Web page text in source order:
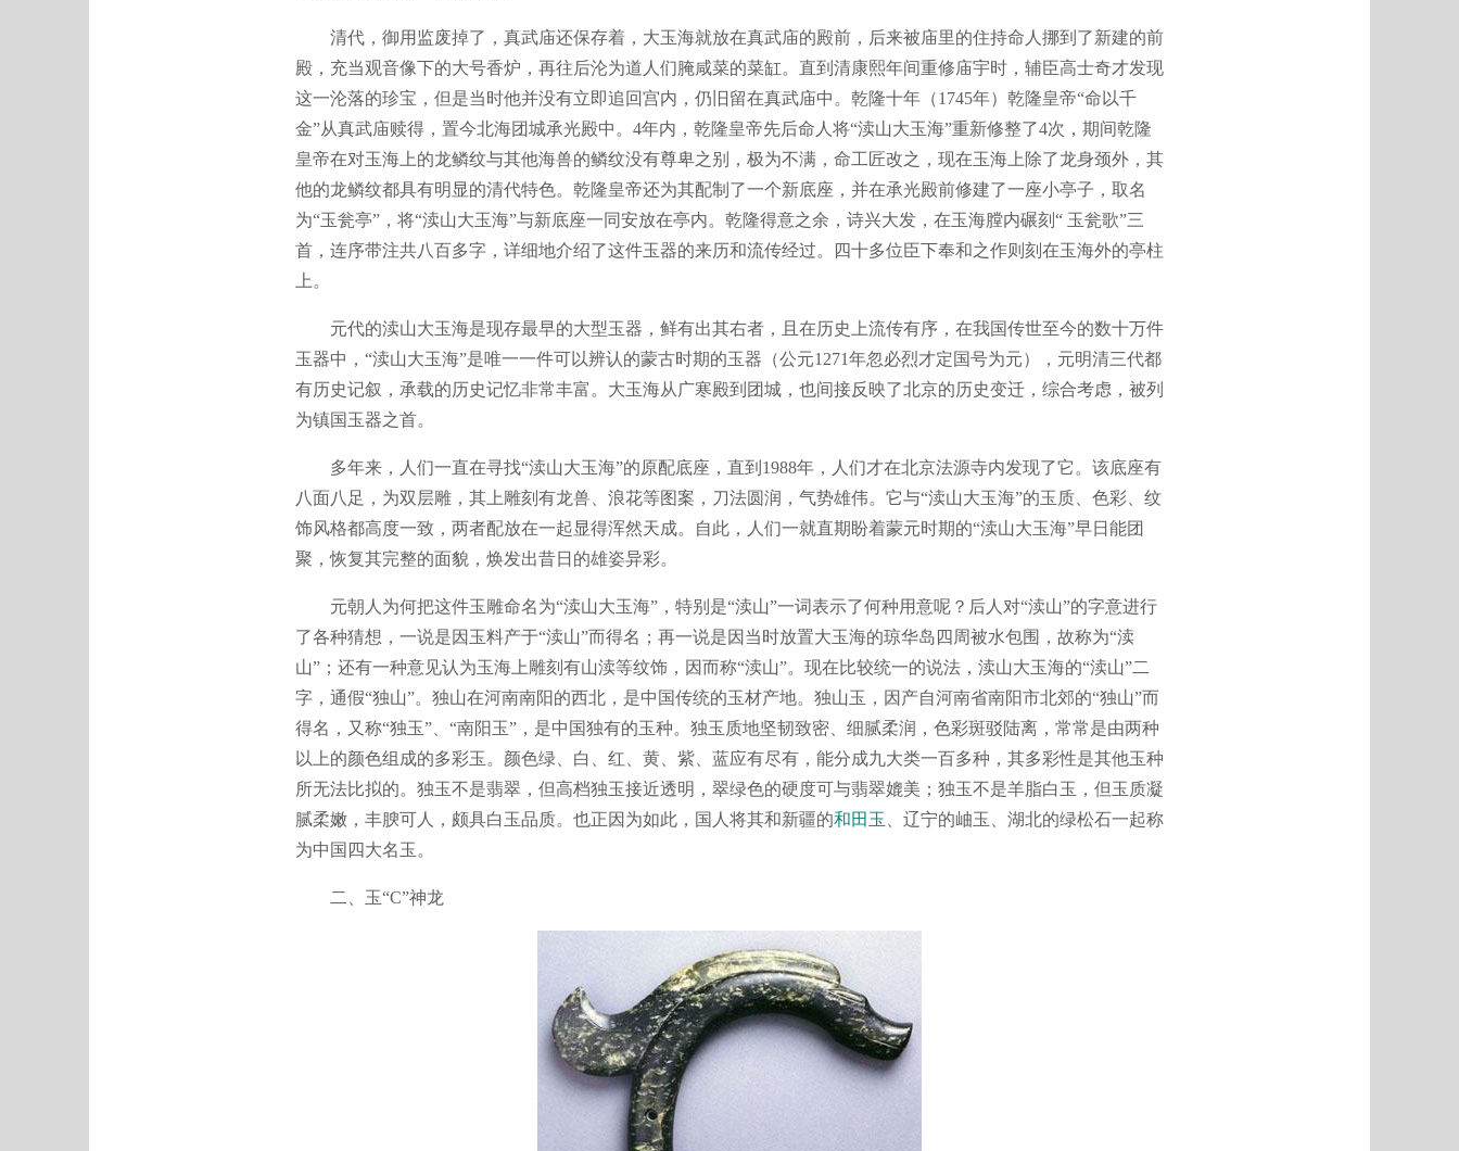
清代，御用监废掉了，真武庙还保存着，大玉海就放在真武庙的殿前，后来被庙里的住持命人挪到了新建的前
殿，充当观音像下的大号香炉，再往后沦为道人们腌咸菜的菜缸。直到清康熙年间重修庙宇时，辅臣高士奇才发现
这一沦落的珍宝，但是当时他并没有立即追回宫内，仍旧留在真武庙中。乾隆十年（1745年）乾隆皇帝“命以千
金”从真武庙赎得，置今北海团城承光殿中。4年内，乾隆皇帝先后命人将“渎山大玉海”重新修整了4次，期间乾隆
皇帝在对玉海上的龙鳞纹与其他海兽的鳞纹没有尊卑之别，极为不满，命工匠改之，现在玉海上除了龙身颈外，其
他的龙鳞纹都具有明显的清代特色。乾隆皇帝还为其配制了一个新底座，并在承光殿前修建了一座小亭子，取名
为“玉瓮亭”，将“渎山大玉海”与新底座一同安放在亭内。乾隆得意之余，诗兴大发，在玉海膛内碾刻“ 玉瓮歌”三
首，连序带注共八百多字，详细地介绍了这件玉器的来历和流传经过。四十多位臣下奉和之作则刻在玉海外的亭柱
上。
元代的渎山大玉海是现存最早的大型玉器，鲜有出其右者，且在历史上流传有序，在我国传世至今的数十万件
玉器中，“渎山大玉海”是唯一一件可以辨认的蒙古时期的玉器（公元1271年忽必烈才定国号为元），元明清三代都
有历史记叙，承载的历史记忆非常丰富。大玉海从广寒殿到团城，也间接反映了北京的历史变迁，综合考虑，被列
为镇国玉器之首。
多年来，人们一直在寻找“渎山大玉海”的原配底座，直到1988年，人们才在北京法源寺内发现了它。该底座有
八面八足，为双层雕，其上雕刻有龙兽、浪花等图案，刀法圆润，气势雄伟。它与“渎山大玉海”的玉质、色彩、纹
饰风格都高度一致，两者配放在一起显得浑然天成。自此，人们一就直期盼着蒙元时期的“渎山大玉海”早日能团
聚，恢复其完整的面貌，焕发出昔日的雄姿异彩。
元朝人为何把这件玉雕命名为“渎山大玉海”，特别是“渎山”一词表示了何种用意呢？后人对“渎山”的字意进行
了各种猜想，一说是因玉料产于“渎山”而得名；再一说是因当时放置大玉海的琼华岛四周被水包围，故称为“渎
山”；还有一种意见认为玉海上雕刻有山渎等纹饰，因而称“渎山”。现在比较统一的说法，渎山大玉海的“渎山”二
字，通假“独山”。独山在河南南阳的西北，是中国传统的玉材产地。独山玉，因产自河南省南阳市北郊的“独山”而
得名，又称“独玉”、“南阳玉”，是中国独有的玉种。独玉质地坚韧致密、细腻柔润，色彩斑驳陆离，常常是由两种
以上的颜色组成的多彩玉。颜色绿、白、红、黄、紫、蓝应有尽有，能分成九大类一百多种，其多彩性是其他玉种
所无法比拟的。独玉不是翡翠，但高档独玉接近透明，翠绿色的硬度可与翡翠媲美；独玉不是羊脂白玉，但玉质凝
腻柔嫩，丰腴可人，颇具白玉品质。也正因为如此，国人将其和新疆的和田玉
、辽宁的岫玉、湖北的绿松石一起称
为中国四大名玉。
二、玉“C”神龙